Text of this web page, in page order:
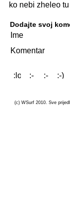
ko nebi zheleo
Dodajte svoj
Ime
Komentar
(c) WSurf 2010. Sve